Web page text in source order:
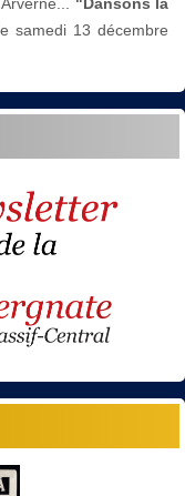
samedi 13 décembre